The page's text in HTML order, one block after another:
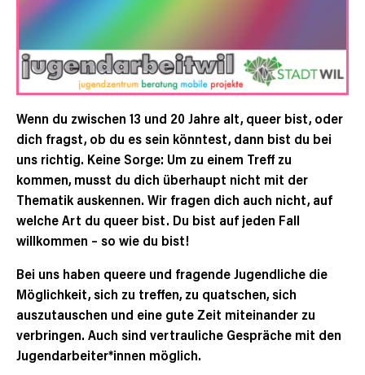
Wenn du zwischen 13 und 20 Jahre alt, queer bist, oder
dich fragst, ob du es sein könntest, dann bist du bei
uns richtig. Keine Sorge: Um zu einem Treff zu
kommen, musst du dich überhaupt nicht mit der
Thematik auskennen. Wir fragen dich auch nicht, auf
welche Art du queer bist. Du bist auf jeden Fall
willkommen – so wie du bist!
Bei uns haben queere und fragende Jugendliche die
Möglichkeit, sich zu treffen, zu quatschen, sich
auszutauschen und eine gute Zeit miteinander zu
verbringen. Auch sind vertrauliche Gespräche mit den
Jugendarbeiter*innen möglich.